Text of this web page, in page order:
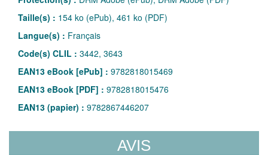
Taille(s) : 154 ko (ePub), 461 ko (PDF)
Langue(s) : Français
Code(s) CLIL : 3442, 3643
EAN13 eBook [ePub] : 9782818015469
EAN13 eBook [PDF] : 9782818015476
EAN13 (papier) : 9782867446207
AVIS